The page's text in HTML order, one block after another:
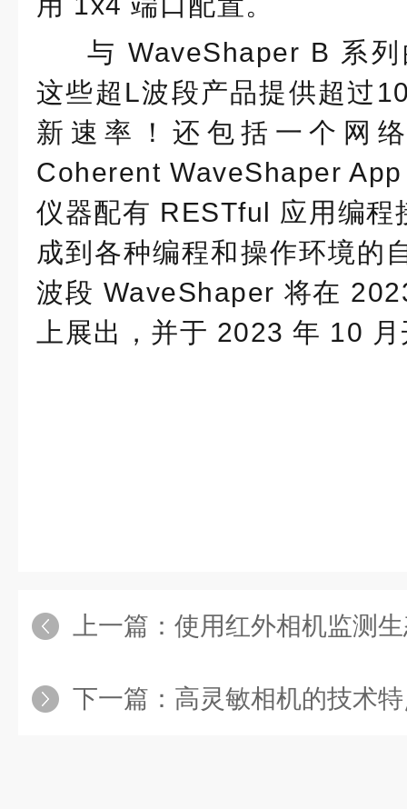
与 WaveShaper B 系
这些超L波段产品提供超过
新速率！还包括一个网
Coherent WaveShaper
仪器配有 RESTful 应用编程
成到各种编程和操作环境的
波段 WaveShaper 将在
上展出，并于 2023 年 10
上一篇： 使用红外相机监测
下一篇： 高灵敏相机的技术